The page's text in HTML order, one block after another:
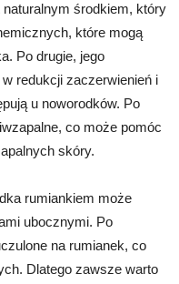
środkiem, który
które mogą
Po drugie, jego
redukcji zaczerwienień i
u noworodków. Po
co może pomóc
skóry.
rumiankiem może
ubocznymi. Po
na rumianek, co
Dlatego zawsze warto